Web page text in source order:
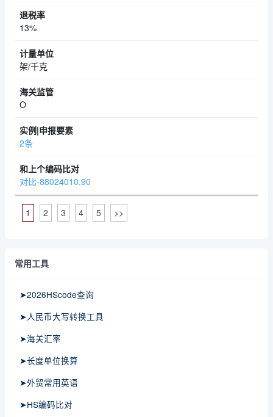
13%
架/千克
O
2条
对比-88024010.90
1 2 3 4 5 >>
常用工具
➤2026HScode查询
➤人民币大写转换工具
➤海关汇率
➤长度单位换算
➤外贸常用英语
➤HS编码比对